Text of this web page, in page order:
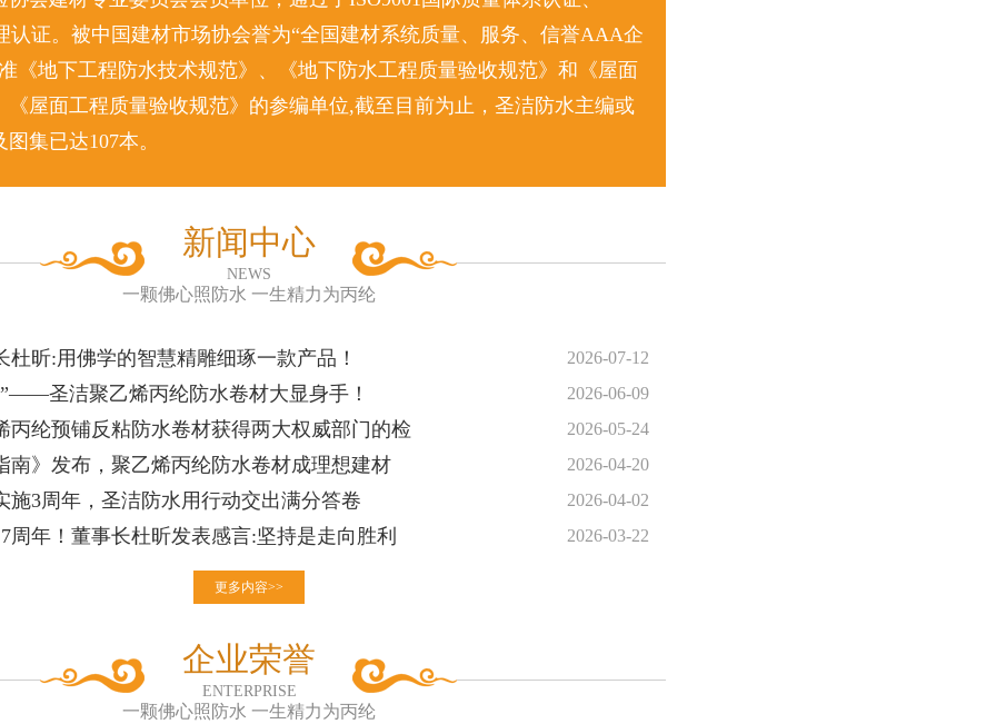
认证。被中国建材市场协会誉为“全国建材系统质量、服务、信誉AAA企
《地下工程防水技术规范》、《地下防水工程质量验收规范》和《屋面
《屋面工程质量验收规范》的参编单位,截至目前为止，圣洁防水主编或
集已达107本。
新闻中心
NEWS
一颗佛心照防水 一生精力为丙纶
杜昕:用佛学的智慧精雕细琢一款产品！ 2026-07-12
圣洁聚乙烯丙纶防水卷材大显身手！ 2026-06-09
丙纶预铺反粘防水卷材获得两大权威部门的检 2026-05-24
南》发布，聚乙烯丙纶防水卷材成理想建材 2026-04-20
施3周年，圣洁防水用行动交出满分答卷 2026-04-02
周年！董事长杜昕发表感言:坚持是走向胜利 2026-03-22
更多内容>>
企业荣誉
ENTERPRISE
一颗佛心照防水 一生精力为丙纶